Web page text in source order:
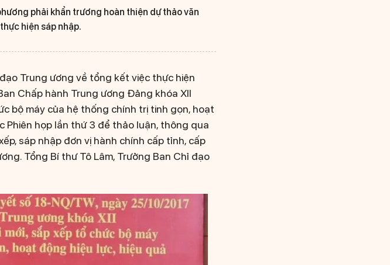
phải khẩn trương hoàn thiện dự thảo văn
hiện sáp nhập.
Trung ương về tổng kết việc thực hiện
Chấp hành Trung ương Đảng khóa XII
bộ máy của hệ thống chính trị tinh gọn, hoạt
Phiên họp lần thứ 3 để thảo luận, thông qua
sáp nhập đơn vị hành chính cấp tỉnh, cấp
Tổng Bí thư Tô Lâm, Trưởng Ban Chỉ đạo